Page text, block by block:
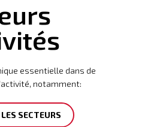
essentielle dans de
notamment:
SECTEURS